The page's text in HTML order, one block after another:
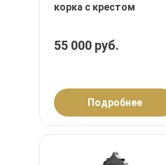
корка с крестом
55 000 руб.
Подробнее